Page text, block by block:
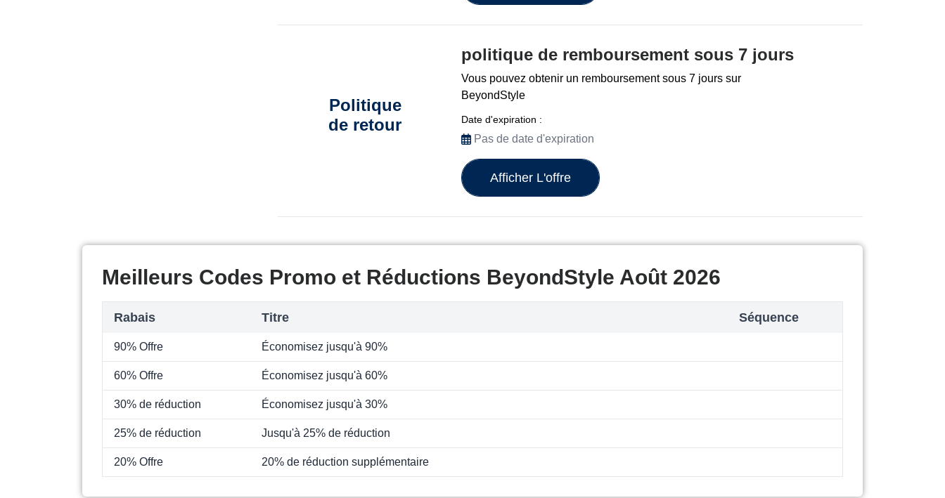
Politique
de retour
politique de remboursement sous 7 jours
Vous pouvez obtenir un remboursement sous 7 jours sur
BeyondStyle
Date d'expiration :
Pas de date d'expiration
Afficher L'offre
Meilleurs Codes Promo et Réductions BeyondStyle Août 2026
Rabais Titre Séquence
90% Offre Économisez jusqu'à 90%
60% Offre Économisez jusqu'à 60%
30% de réduction Économisez jusqu'à 30%
25% de réduction Jusqu'à 25% de réduction
20% Offre 20% de réduction supplémentaire